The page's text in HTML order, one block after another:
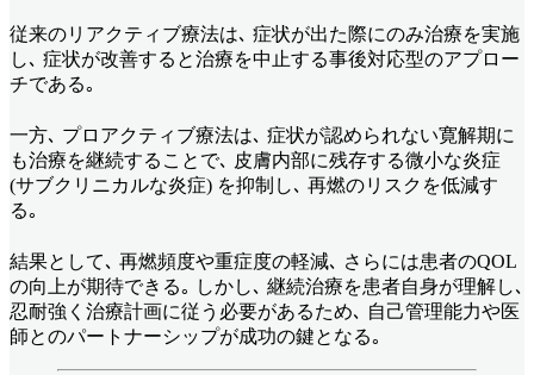
従来のリアクティブ療法は､ 症状が出た際にのみ治療を実施
し､ 症状が改善すると治療を中止する事後対応型のアプロー
チである｡
一方､ プロアクティブ療法は､ 症状が認められない寛解期に
も治療を継続することで､ 皮膚内部に残存する微小な炎症
(サブクリニカルな炎症) を抑制し､ 再燃のリスクを低減す
る｡
結果として､ 再燃頻度や重症度の軽減､ さらには患者のQOL
の向上が期待できる｡ しかし､ 継続治療を患者自身が理解し､
忍耐強く治療計画に従う必要があるため､ 自己管理能力や医
師とのパートナーシップが成功の鍵となる｡